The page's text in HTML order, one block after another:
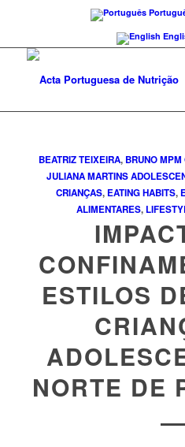
BEATRIZ TEIXEIRA, BRUNO
JULIANA MARTINS
CRIANÇAS, EATING HABITS,
ALIMENTARES,
ESTILOS
NORTE DE